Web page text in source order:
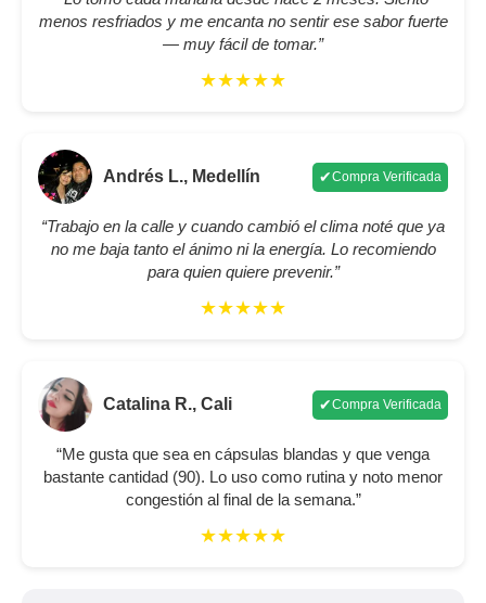
menos resfriados y me encanta no sentir ese sabor fuerte
— muy fácil de tomar.”
★★★★★
Andrés L., Medellín ✔Compra Verificada
“Trabajo en la calle y cuando cambió el clima noté que ya
no me baja tanto el ánimo ni la energía. Lo recomiendo
para quien quiere prevenir.”
★★★★★
Catalina R., Cali ✔Compra Verificada
“Me gusta que sea en cápsulas blandas y que venga
bastante cantidad (90). Lo uso como rutina y noto menor
congestión al final de la semana.”
★★★★★